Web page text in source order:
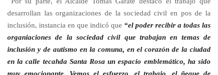
desarrollan las organizaciones de la sociedad civil en pos de la
inclusión, instancia en que indicó que “el poder recibir a todas las
organiaciones de la sociedad civil que trabajan en temas de
inclusión y de autismo en la comuna, en el corazón de la ciudad
en la calle tecahda Santa Rosa un espacio emblemático, ha sido